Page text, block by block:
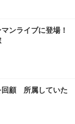
ホワイト)
チェア 肘なし メ
き 腰サポート ガ
ター付き コンパク
】GRAPHT THE S
ゲーミン
量子ドット 残
超厚型 お徳用 レギ
定】
ンライブに登場！
回顧 所属していた